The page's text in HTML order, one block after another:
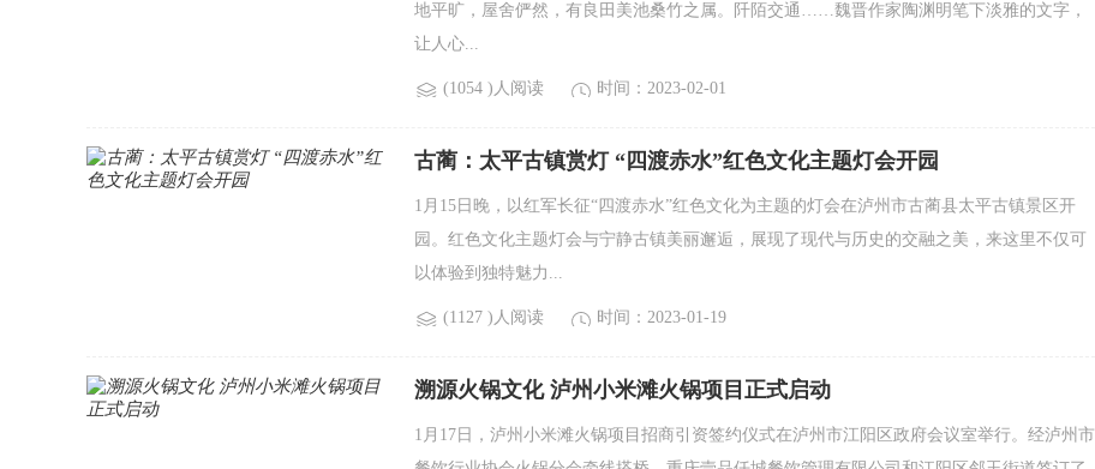
地平旷，屋舍俨然，有良田美池桑竹之属。阡陌交通……魏晋作家陶渊明笔下淡雅的文字，
让人心...
(1054 )人阅读 时间：2023-02-01
古蔺：太平古镇赏灯 “四渡赤水”红色文化主题灯会开园
1月15日晚，以红军长征“四渡赤水”红色文化为主题的灯会在泸州市古蔺县太平古镇景区开
园。红色文化主题灯会与宁静古镇美丽邂逅，展现了现代与历史的交融之美，来这里不仅可
以体验到独特魅力...
(1127 )人阅读 时间：2023-01-19
溯源火锅文化 泸州小米滩火锅项目正式启动
1月17日，泸州小米滩火锅项目招商引资签约仪式在泸州市江阳区政府会议室举行。经泸州市